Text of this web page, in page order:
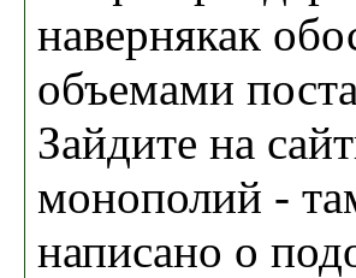
навернякак
объемами
Зайдите на
монополий -
написано о